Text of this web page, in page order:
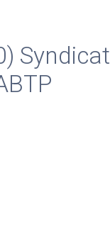
Syndicat